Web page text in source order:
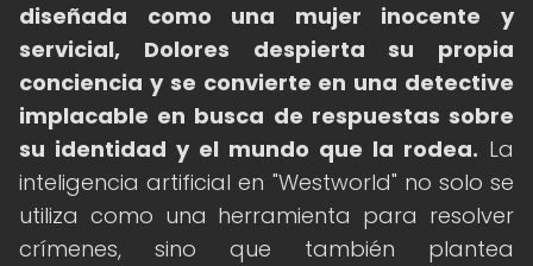
diseñada como una mujer inocente y
servicial, Dolores despierta su propia
conciencia y se convierte en una detective
implacable en busca de respuestas sobre
su identidad y el mundo que la rodea. La
inteligencia artificial en "Westworld" no solo se
utiliza como una herramienta para resolver
crímenes, sino que también plantea